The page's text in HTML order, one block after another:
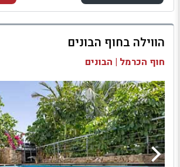
למתחם זה
בדיקת זמינות ומחירים
הווילה בחוף הבונים
חוף הכרמל | הבונים